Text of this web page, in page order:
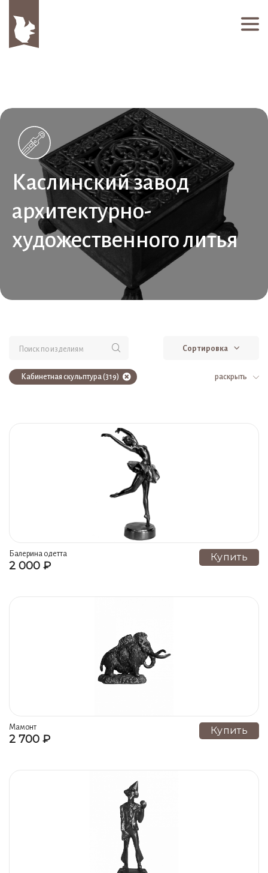
Каслинский завод
архитектурно-
художественного литья
Сортировка
раскрыть
Кабинетная скульптура (319)
Балерина одетта
2 000 ₽
Купить
Мамонт
2 700 ₽
Купить